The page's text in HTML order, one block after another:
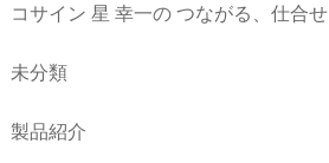
コサイン 星 幸一の つながる、仕合せ
未分類
製品紹介